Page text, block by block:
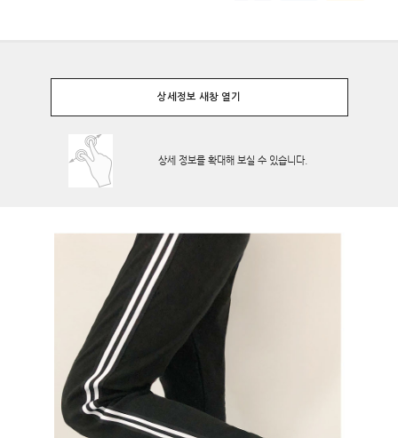
상세정보 새창 열기
상세 정보를 확대해 보실 수 있습니다.